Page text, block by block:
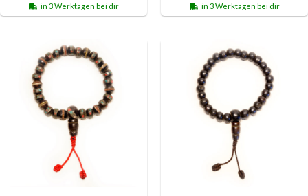
in 3 Werktagen bei dir in 3 Werktagen bei dir